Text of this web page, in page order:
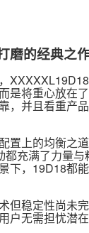
磨的经典之
是将重心放在
，并且看重产
置上的均衡之
都充满了力量
下，19D18都
但稳定性尚未
户无需担忧潜